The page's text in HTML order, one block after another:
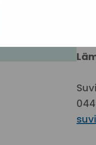
12.01.2026